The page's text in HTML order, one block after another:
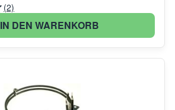
(2)
IN DEN WARENKORB